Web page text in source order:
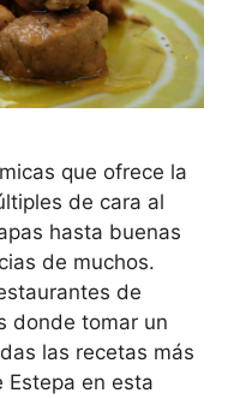
que ofrece la
de cara al
hasta buenas
de muchos.
de
donde tomar un
las recetas más
Estepa en esta